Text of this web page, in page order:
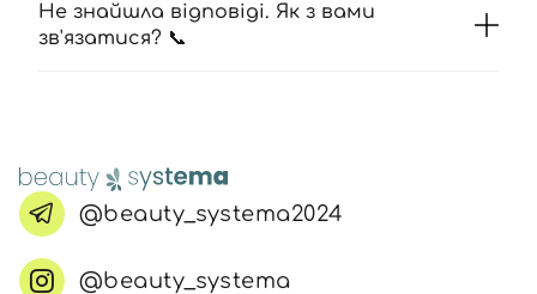
Не знайшла відповіді. Як з вами
зв'язатися? 📞
@beauty_systema2024
@beauty_systema